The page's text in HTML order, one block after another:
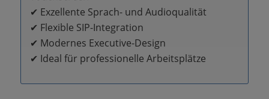
✔ Exzellente Sprach- und Audioqualität
✔ Flexible SIP-Integration
✔ Modernes Executive-Design
✔ Ideal für professionelle Arbeitsplätze